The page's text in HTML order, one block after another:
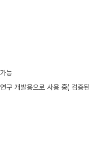
능
구 개발용으로 사용 중( 검증된